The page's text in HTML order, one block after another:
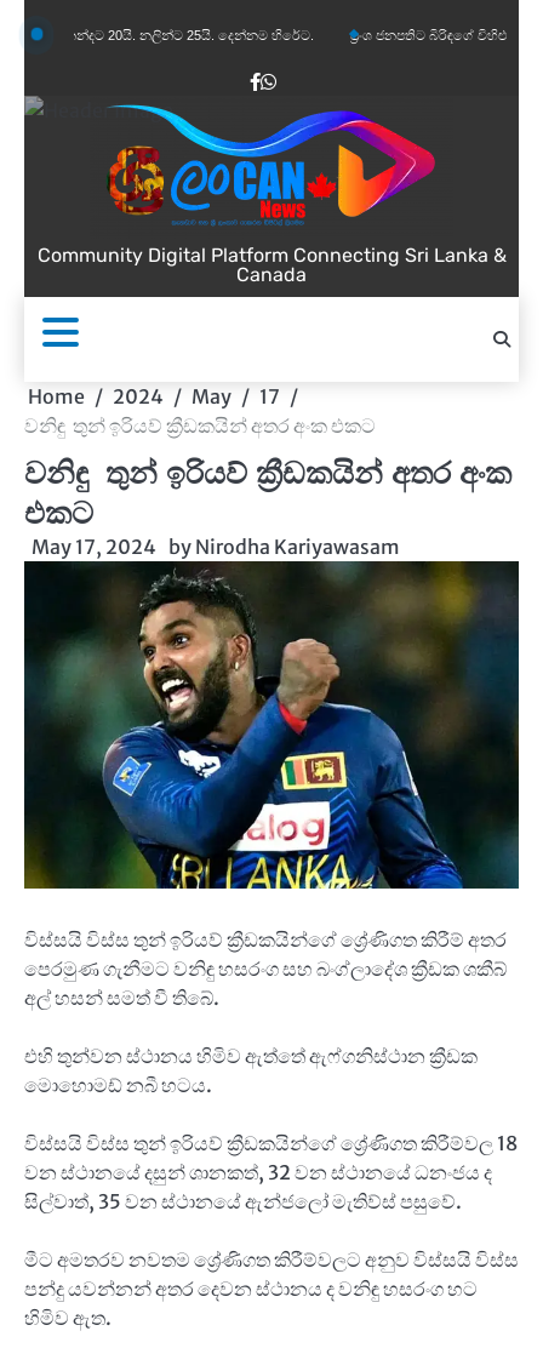
to20යි. නලින්ට 25යි. දෙන්නම හිරේට. ප්‍රංශ ජනපතිට බිරිඳගේ විහිළුවක්. විහිළුවදුරදිග
Facebook
WhatsApp
Community Digital Platform Connecting Sri Lanka &
Canada
Home 2024 May
17
වනිඳු තුන් ඉරියව් ක්‍රීඩකයින් අතර අංක එකට
වනිඳු තුන් ඉරියව් ක්‍රීඩකයින් අතර අංක
එකට
May 17, 2024 by Nirodha Kariyawasam
විස්සයි විස්ස තුන් ඉරියව් ක්‍රීඩකයින්ගේ ශ්‍රේණිගත කිරීම් අතර
පෙරමුණ ගැනීමට වනිඳු හසරංග සහ බංග්ලාදේශ ක්‍රීඩක ශකීබ්
අල් හසන් සමත් වී තිබේ.
එහි තුන්වන ස්ථානය හිමිව ඇත්තේ ඇෆ්ගනිස්ථාන ක්‍රීඩක
මොහොමඩ් නබී හටය.
විස්සයි විස්ස තුන් ඉරියව් ක්‍රීඩකයින්ගේ ශ්‍රේණිගත කිරීම්වල 18
වන ස්ථානයේ දසුන් ශානකත්, 32 වන ස්ථානයේ ධනංජය ද
සිල්වාත්, 35 වන ස්ථානයේ ඇන්ජලෝ මැතිව්ස් පසුවේ.
මීට අමතරව නවතම ශ්‍රේණිගත කිරීම්වලට අනුව විස්සයි විස්ස
පන්දු යවන්නන් අතර දෙවන ස්ථානය ද වනිඳු හසරංග හට
හිමිව ඇත.